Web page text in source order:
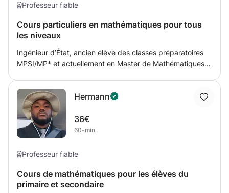
mathématiques compréhension des consignes et
Professeur fiable
Cours particuliers en mathématiques pour tous
les niveaux
Ingénieur d’État, ancien élève des classes préparatoires
MPSI/MP* et actuellement en Master de Mathématiques
transmettre cette passion à mes élèves à travers une
approche claire, vivante et stimulante. Tous mes élèves
ont réussi leurs examens, grâce à une méthode qui allie
compréhension en profondeur et plaisir du raisonnement.
formules, comprendre le pourquoi derrière le comment, et
Nous explorerons ensemble l’analyse, l’algèbre et la
géométrie, en développant intuition, rigueur et créativité
Hermann
36€
60-min.
Professeur fiable
Cours de mathématiques pour les élèves du
primaire et secondaire